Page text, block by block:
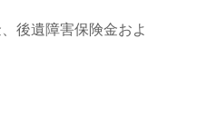
後遺障害保険金およ